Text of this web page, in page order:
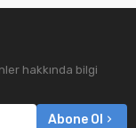
hakkında bilgi
Abone Ol